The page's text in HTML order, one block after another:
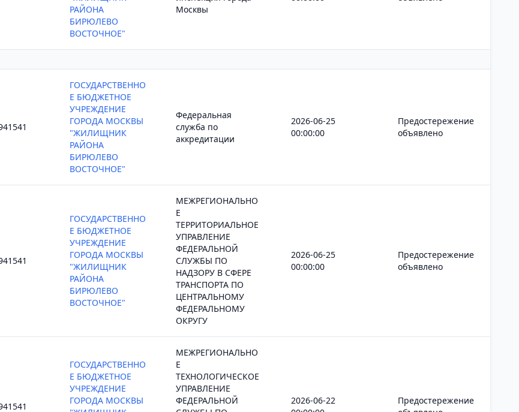
РАЙОНА
БИРЮЛЕВО
ВОСТОЧНОЕ"
Москвы
ГОСУДАРСТВЕННО
Е БЮДЖЕТНОЕ
УЧРЕЖДЕНИЕ
ГОРОДА МОСКВЫ
"ЖИЛИЩНИК
РАЙОНА
БИРЮЛЕВО
ВОСТОЧНОЕ"
Федеральная
служба по
аккредитации
2026-06-25
00:00:00
Предостережение
объявлено
ГОСУДАРСТВЕННО
Е БЮДЖЕТНОЕ
УЧРЕЖДЕНИЕ
ГОРОДА МОСКВЫ
"ЖИЛИЩНИК
РАЙОНА
БИРЮЛЕВО
ВОСТОЧНОЕ"
МЕЖРЕГИОНАЛЬНО
Е
ТЕРРИТОРИАЛЬНОЕ
УПРАВЛЕНИЕ
ФЕДЕРАЛЬНОЙ
СЛУЖБЫ ПО
НАДЗОРУ В СФЕРЕ
ТРАНСПОРТА ПО
ЦЕНТРАЛЬНОМУ
ФЕДЕРАЛЬНОМУ
ОКРУГУ
2026-06-25
00:00:00
Предостережение
объявлено
ГОСУДАРСТВЕННО
Е БЮДЖЕТНОЕ
УЧРЕЖДЕНИЕ
ГОРОДА МОСКВЫ
МЕЖРЕГИОНАЛЬНО
Е
ТЕХНОЛОГИЧЕСКОЕ
УПРАВЛЕНИЕ
ФЕДЕРАЛЬНОЙ
2026-06-22
Предостережение